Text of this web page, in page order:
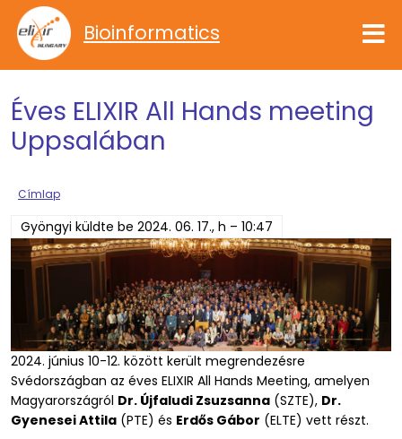
Ugrás a tartalomra
Bioinformatics
Éves ELIXIR All Hands meeting
Uppsalában
Címlap
Gyöngyi küldte be 2024. 06. 17., h – 10:47
2024. június 10-12. között került megrendezésre
Svédországban az éves ELIXIR All Hands Meeting, amelyen
Magyarországról Dr. Újfaludi Zsuzsanna (SZTE), Dr.
Gyenesei Attila (PTE) és Erdős Gábor (ELTE) vett részt.